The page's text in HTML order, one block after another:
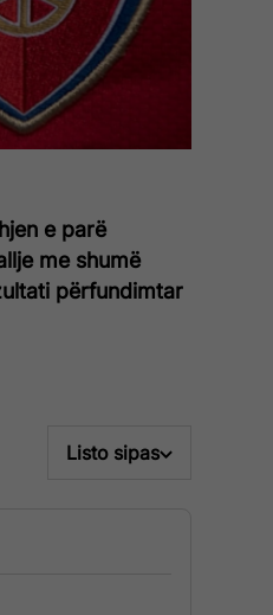
e parë
me shumë
përfundimtar
Listo sipas